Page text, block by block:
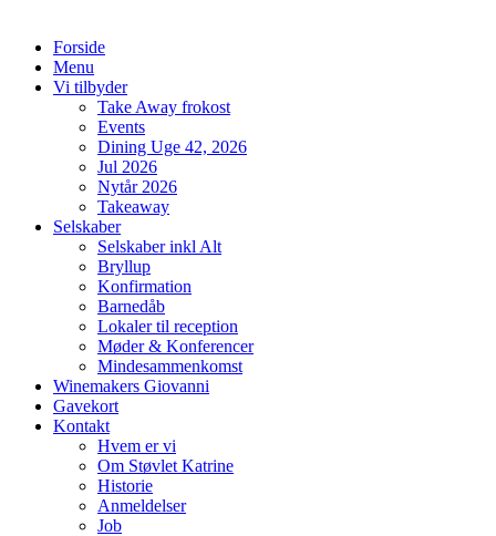
Forside
Menu
Vi tilbyder
Take Away frokost
Events
Dining Uge 42, 2026
Jul 2026
Nytår 2026
Takeaway
Selskaber
Selskaber inkl Alt
Bryllup
Konfirmation
Barnedåb
Lokaler til reception
Møder & Konferencer
Mindesammenkomst
Winemakers Giovanni
Gavekort
Kontakt
Hvem er vi
Om Støvlet Katrine
Historie
Anmeldelser
Job